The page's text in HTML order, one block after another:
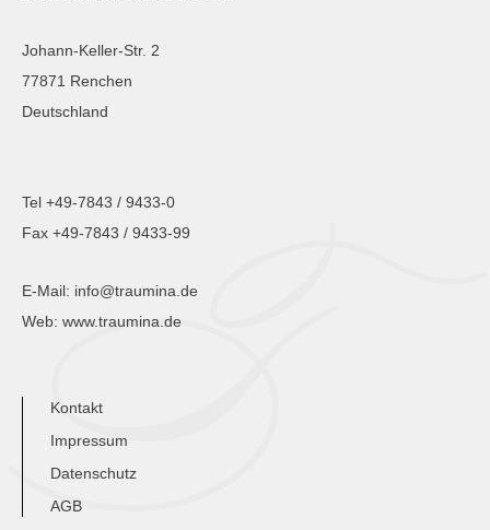
Johann-Keller-Str. 2
77871 Renchen
Deutschland
Tel +49-7843 / 9433-0
Fax +49-7843 / 9433-99
E-Mail: info@traumina.de
Web: www.traumina.de
Kontakt
Impressum
Datenschutz
AGB